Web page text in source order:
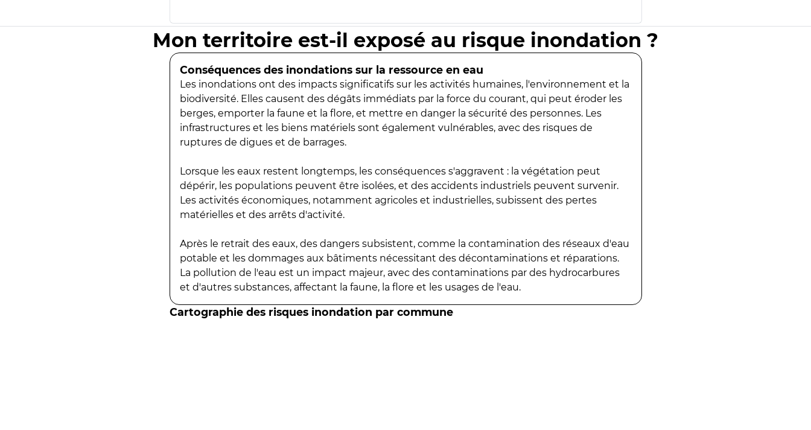
Mon territoire est-il exposé au risque inondation ?
Conséquences des inondations sur la ressource en eau
Les inondations ont des impacts significatifs sur les activités humaines, l'environnement et la
biodiversité. Elles causent des dégâts immédiats par la force du courant, qui peut éroder les
berges, emporter la faune et la flore, et mettre en danger la sécurité des personnes. Les
infrastructures et les biens matériels sont également vulnérables, avec des risques de
ruptures de digues et de barrages.
Lorsque les eaux restent longtemps, les conséquences s'aggravent : la végétation peut
dépérir, les populations peuvent être isolées, et des accidents industriels peuvent survenir.
Les activités économiques, notamment agricoles et industrielles, subissent des pertes
matérielles et des arrêts d'activité.
Après le retrait des eaux, des dangers subsistent, comme la contamination des réseaux d'eau
potable et les dommages aux bâtiments nécessitant des décontaminations et réparations.
La pollution de l'eau est un impact majeur, avec des contaminations par des hydrocarbures
et d'autres substances, affectant la faune, la flore et les usages de l'eau.
Cartographie des risques inondation par commune